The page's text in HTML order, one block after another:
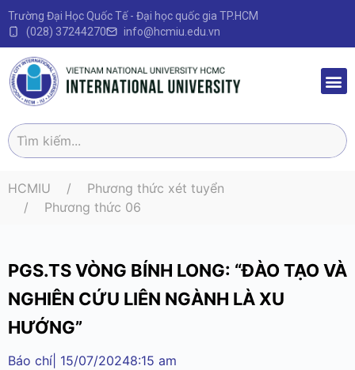
Trường Đại Học Quốc Tế - Đại học quốc gia TP.HCM
(028) 37244270
info@hcmiu.edu.vn
HCMIU
Phương thức xét tuyển
Phương thức 06
PGS.TS VÒNG BÍNH LONG: “ĐÀO TẠO VÀ
NGHIÊN CỨU LIÊN NGÀNH LÀ XU
HƯỚNG”
Báo chí 15/07/20248:15 am